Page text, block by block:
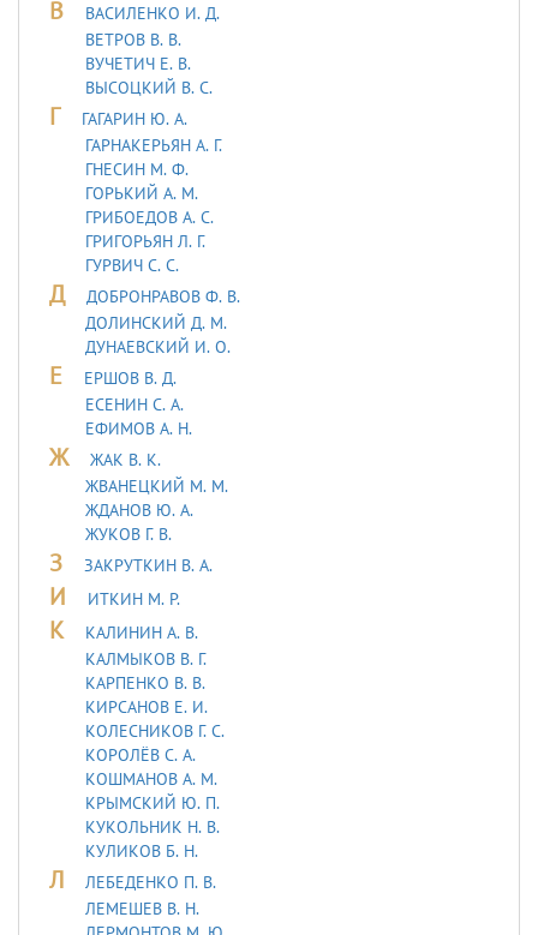
В
ВАСИЛЕНКО И. Д.
ВЕТРОВ В. В.
ВУЧЕТИЧ Е. В.
ВЫСОЦКИЙ В. С.
Г
ГАГАРИН Ю. А.
ГАРНАКЕРЬЯН А. Г.
ГНЕСИН М. Ф.
ГОРЬКИЙ А. М.
ГРИБОЕДОВ А. С.
ГРИГОРЬЯН Л. Г.
ГУРВИЧ С. С.
Д
ДОБРОНРАВОВ Ф. В.
ДОЛИНСКИЙ Д. М.
ДУHАЕВСКИЙ И. О.
Е
ЕРШОВ В. Д.
ЕСЕНИН С. А.
ЕФИМОВ А. Н.
Ж
ЖАК В. К.
ЖВАНЕЦКИЙ М. М.
ЖДАНОВ Ю. А.
ЖУКОВ Г. В.
З ЗАКРУТКИН В. А.
И ИТКИН М. Р.
К
КАЛИНИН А. В.
КАЛМЫКОВ В. Г.
КАРПЕНКО В. В.
КИРСАНОВ Е. И.
КОЛЕСНИКОВ Г. С.
КОРОЛЁВ С. А.
КОШМАНОВ А. М.
КРЫМСКИЙ Ю. П.
КУКОЛЬНИК H. В.
КУЛИКОВ Б. Н.
Л
ЛЕБЕДЕHКО П. В.
ЛЕМЕШЕВ В. Н.